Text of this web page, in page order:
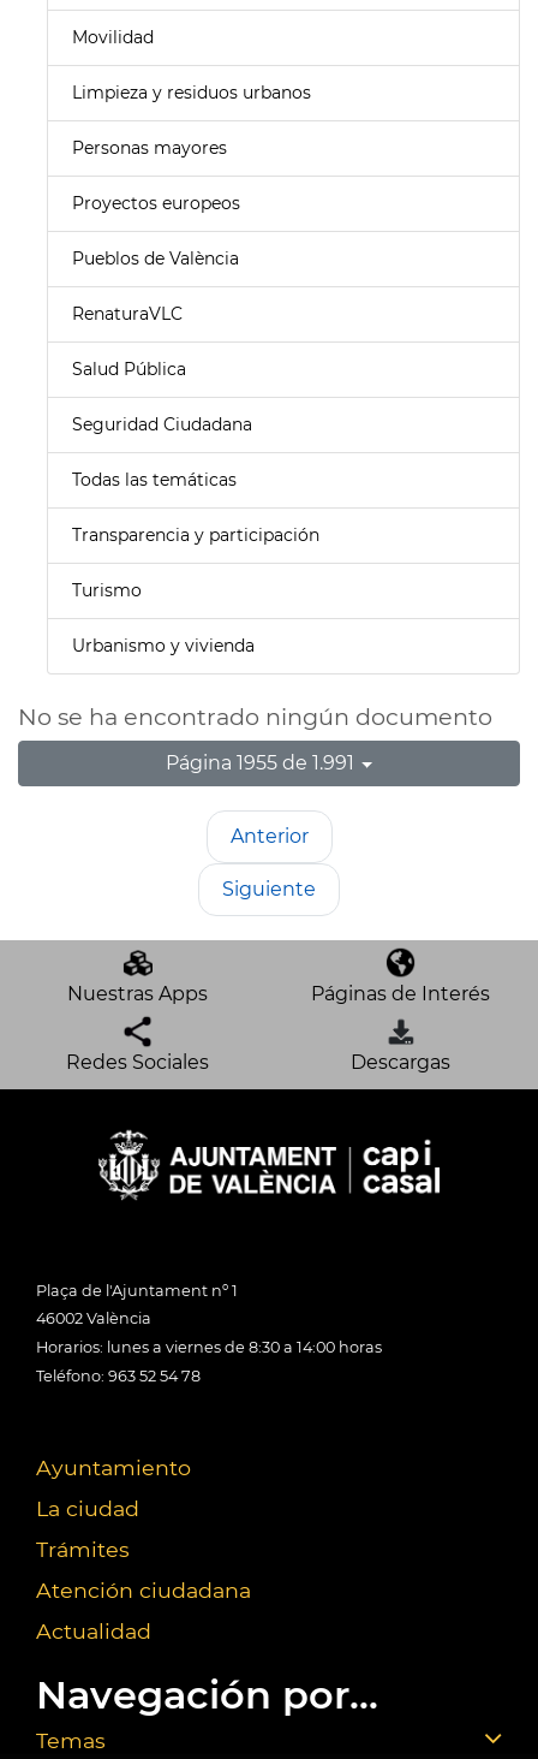
Movilidad
Limpieza y residuos urbanos
Personas mayores
Proyectos europeos
Pueblos de València
RenaturaVLC
Salud Pública
Seguridad Ciudadana
Todas las temáticas
Transparencia y participación
Turismo
Urbanismo y vivienda
No se ha encontrado ningún documento
Página 1955 de 1.991
Anterior
Siguiente
Nuestras Apps Páginas de Interés
Redes Sociales Descargas
Plaça de l'Ajuntament nº 1
46002 València
Horarios: lunes a viernes de 8:30 a 14:00 horas
Teléfono: 963 52 54 78
Ayuntamiento
La ciudad
Trámites
Atención ciudadana
Actualidad
Navegación por...
Temas